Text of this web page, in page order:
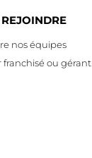
nos équipes
franchisé ou gérant